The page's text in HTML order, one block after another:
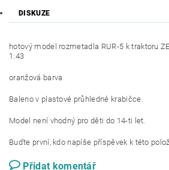
DISKUZE
hotový model rozmetadla RUR-5 k traktoru
1:43
oranžová barva
Baleno v plastové průhledné krabičce.
Model není vhodný pro děti do 14-ti let.
Buďte první, kdo napíše příspěvek k této
Přidat komentář